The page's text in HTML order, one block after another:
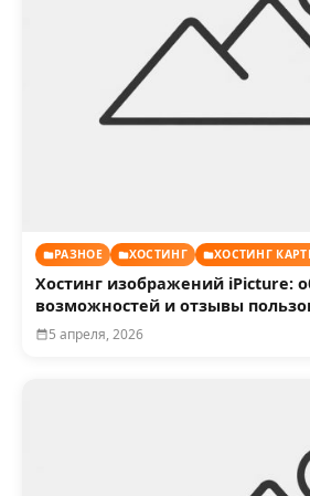
РАЗНОЕ ХОСТИНГ ХОСТИНГ
Хостинг изображений iPicture:
возможностей и отзывы
5 апреля, 2026